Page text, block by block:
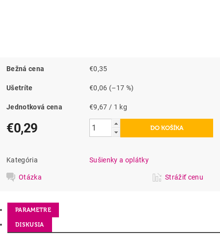
Bežná cena €0,35
Ušetríte €0,06 (–17 %)
Jednotková cena €9,67 / 1 kg
€0,29
Kategória Sušienky a oplátky
Otázka Strážiť cenu
PARAMETRE
DISKUSIA